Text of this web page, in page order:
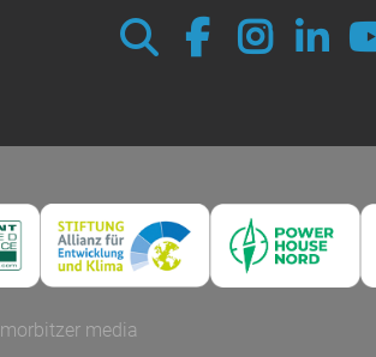
morbitzer media